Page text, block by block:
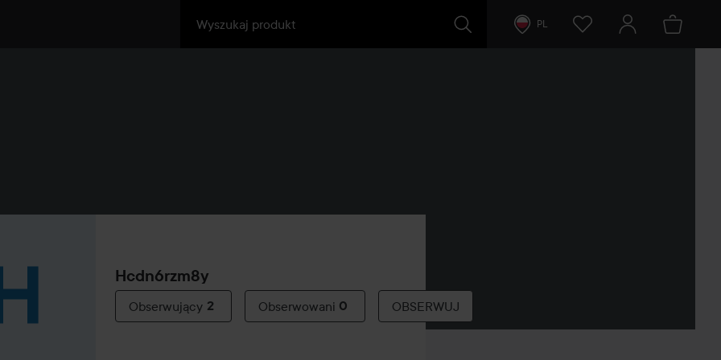
PL
Hcdn6rzm8y
Obserwujący 2 Obserwowani 0 OBSERWUJ